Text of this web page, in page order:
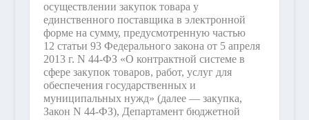
осуществлении закупок товара у
единственного поставщика в электронной
форме на сумму, предусмотренную частью
12 статьи 93 Федерального закона от 5 апреля
2013 г. N 44-ФЗ «О контрактной системе в
сфере закупок товаров, работ, услуг для
обеспечения государственных и
муниципальных нужд» (далее — закупка,
Закон N 44-ФЗ), Департамент бюджетной